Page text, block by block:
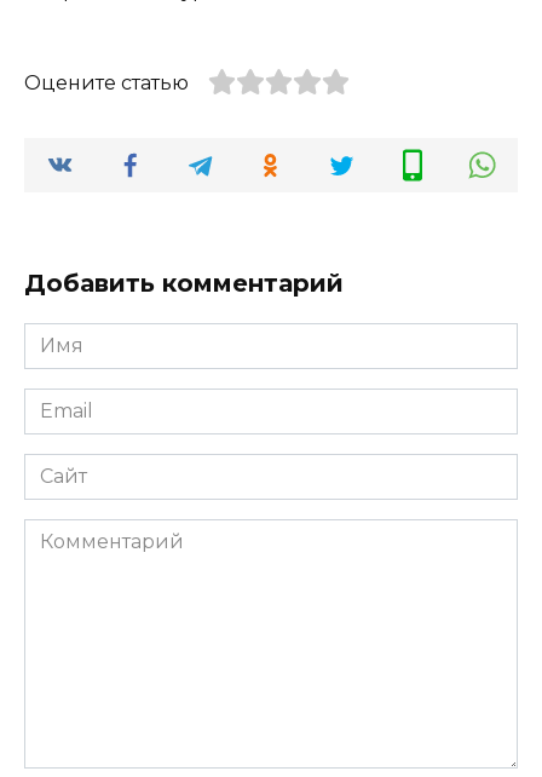
Оцените статью
Добавить комментарий
Имя
*
Email
*
Сайт
Комментарий